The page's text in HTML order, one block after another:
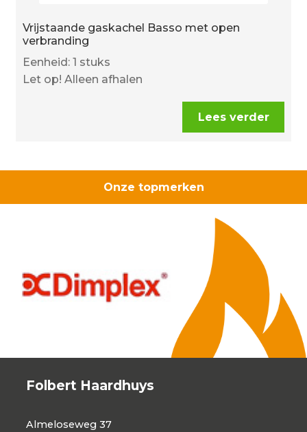
Vrijstaande gaskachel Basso met open
verbranding
Eenheid: 1 stuks
Let op! Alleen afhalen
Lees verder
Onze topmerken
Folbert Haardhuys
Almeloseweg 37